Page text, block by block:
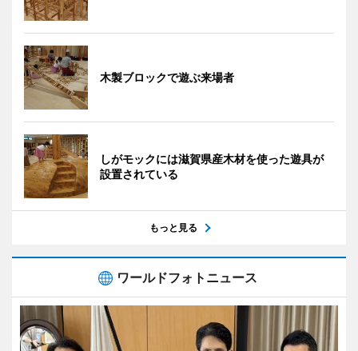
木製ブロックで遊ぶ来場者
しがモックには滋賀県産木材を使った遊具が
設置されている
もっと見る
ワールドフォトニュース